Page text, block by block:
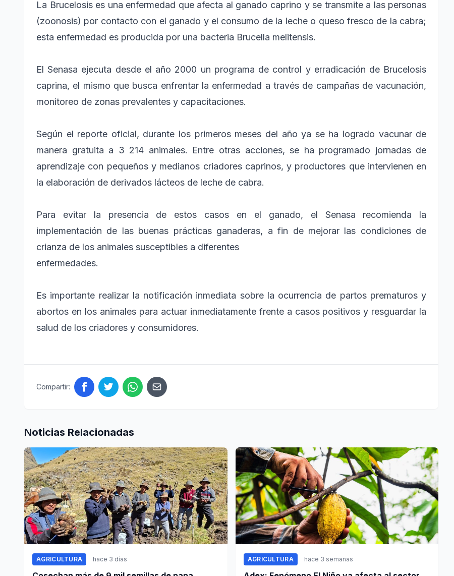
La Brucelosis es una enfermedad que afecta al ganado caprino y se transmite a las personas
(zoonosis) por contacto con el ganado y el consumo de la leche o queso fresco de la cabra;
esta enfermedad es producida por una bacteria Brucella melitensis.
El Senasa ejecuta desde el año 2000 un programa de control y erradicación de Brucelosis
caprina, el mismo que busca enfrentar la enfermedad a través de campañas de vacunación,
monitoreo de zonas prevalentes y capacitaciones.
Según el reporte oficial, durante los primeros meses del año ya se ha logrado vacunar de
manera gratuita a 3 214 animales. Entre otras acciones, se ha programado jornadas de
aprendizaje con pequeños y medianos criadores caprinos, y productores que intervienen en
la elaboración de derivados lácteos de leche de cabra.
Para evitar la presencia de estos casos en el ganado, el Senasa recomienda la
implementación de las buenas prácticas ganaderas, a fin de mejorar las condiciones de
crianza de los animales susceptibles a diferentes
enfermedades.
Es importante realizar la notificación inmediata sobre la ocurrencia de partos prematuros y
abortos en los animales para actuar inmediatamente frente a casos positivos y resguardar la
salud de los criadores y consumidores.
Compartir:
Noticias Relacionadas
AGRICULTURA hace 3 días AGRICULTURA hace 3 semanas